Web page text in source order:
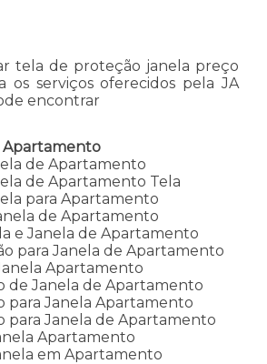
tela de proteção janela preço
os serviços oferecidos pela JA
encontrar
Apartamento
de Apartamento
de Apartamento Tela
para Apartamento
de Apartamento
e Janela de Apartamento
para Janela de Apartamento
Apartamento
de Janela de Apartamento
para Janela Apartamento
para Janela de Apartamento
Apartamento
em Apartamento